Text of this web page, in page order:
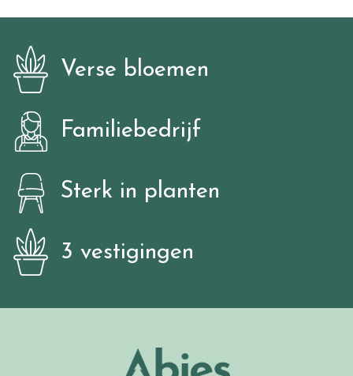
Verse bloemen
Familiebedrijf
Sterk in planten
3 vestigingen